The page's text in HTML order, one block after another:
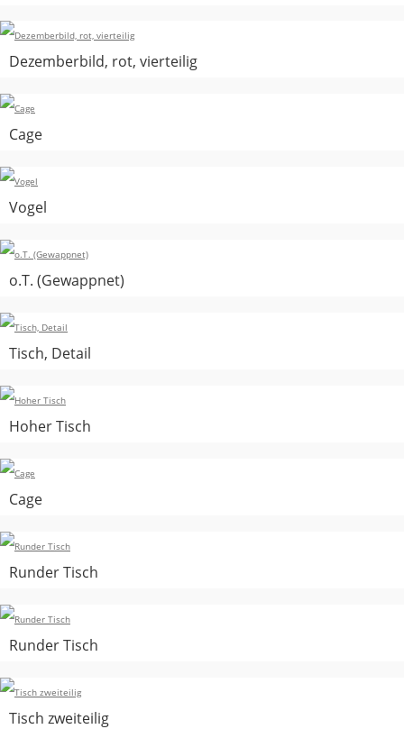
Dezemberbild, rot, vierteilig
Cage
Vogel
o.T. (Gewappnet)
Tisch, Detail
Hoher Tisch
Cage
Runder Tisch
Runder Tisch
Tisch zweiteilig